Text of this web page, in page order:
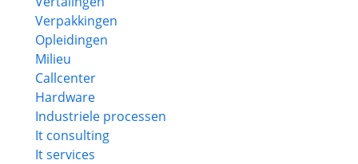
Verpakkingen
Opleidingen
Milieu
Callcenter
Hardware
Industriele processen
It consulting
It services